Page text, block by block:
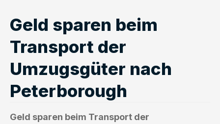
Geld sparen beim
Transport der
Umzugsgüter nach
Peterborough
Geld sparen beim Transport der